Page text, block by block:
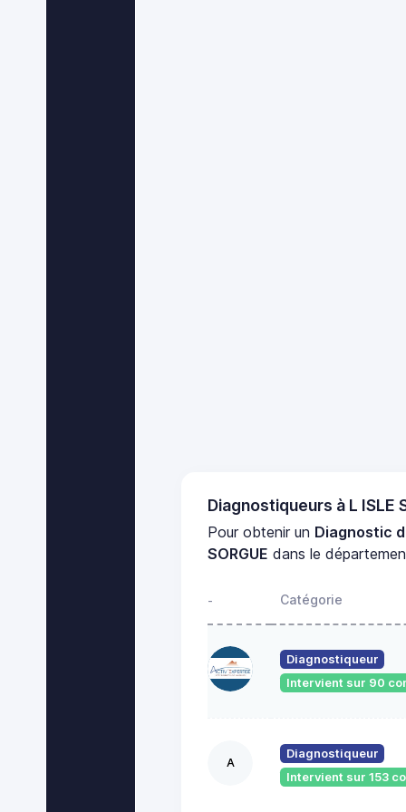
Diagnostiqueurs à L ISLE
Pour obtenir un Diagnostic
SORGUE dans le
- Catégorie
Diagnostiqueur
Intervient sur 90
A
Diagnostiqueur
Intervient sur 153